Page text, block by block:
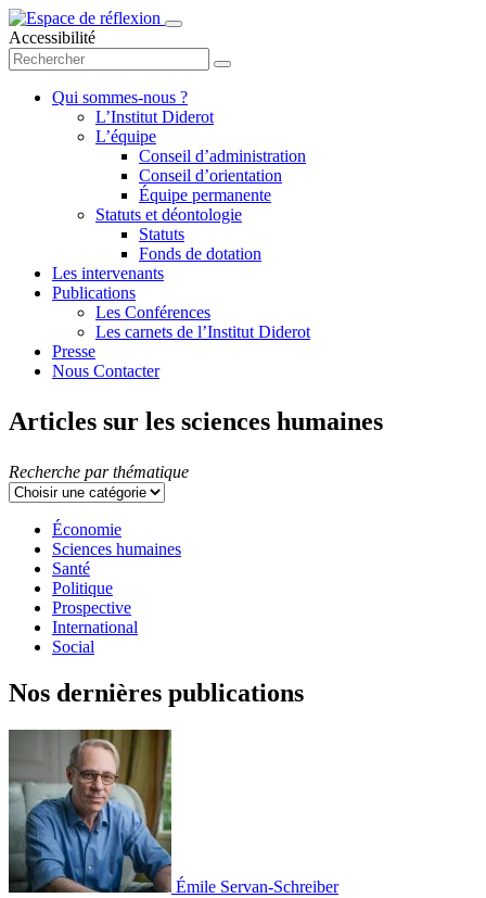
Accessibilité
Qui sommes-nous ?
L’Institut Diderot
L’équipe
Conseil d’administration
Conseil d’orientation
Équipe permanente
Statuts et déontologie
Statuts
Fonds de dotation
Les intervenants
Publications
Les Conférences
Les carnets de l’Institut Diderot
Presse
Nous Contacter
Articles sur les sciences humaines
Recherche par thématique
Économie
Sciences humaines
Santé
Politique
Prospective
International
Social
Nos dernières publications
Émile Servan-Schreiber